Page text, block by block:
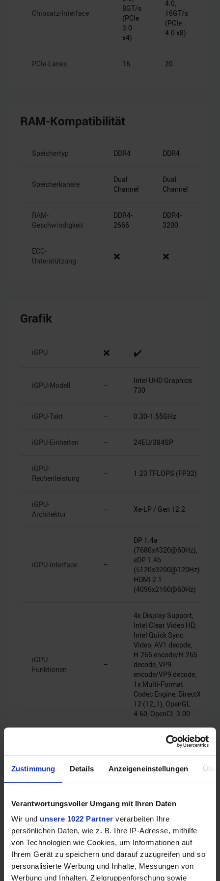
Zustimmung Details Anzeigeneinstellungen
Verantwortungsvoller Umgang mit Ihren Daten
Wir und unsere 1022 Partner verarbeiten Ihre
persönlichen Daten, wie z. B. Ihre IP-Adresse, mithilfe
von Technologien wie Cookies, um Informationen auf
Ihrem Gerät zu speichern und darauf zuzugreifen und so
personalisierte Werbung und Inhalte, Messungen von
Werbung und Inhalten, Zielgruppenforschung sowie
Chipsatz-Interface
8GT/s
(PCIe
3.0
x4)
4.0,
16GT/s
(PCIe
4.0 x8)
PCIe-Lanes 16 20
RAM-Kompatibilität
Speichertyp DDR4 DDR4
Speicherkanäle
Dual
Channel
Dual
Channel
RAM-
Geschwindigkeit
DDR4-
2666
DDR4-
3200
ECC-
Unterstützung
❌ ❌
Grafik
iGPU ❌ ✔️
iGPU-Modell –
Intel UHD Graphics
730
iGPU-Takt – 0.30-1.55GHz
iGPU-Einheiten – 24EU/384SP
iGPU-
Rechenleistung
– 1.23 TFLOPS (FP32)
iGPU-
Architektur
– Xe-LP / Gen 12.2
iGPU-Interface –
DP 1.4a
(7680x4320@60Hz),
eDP 1.4b
(5120x3200@120Hz),
HDMI 2.1
(4096x2160@60Hz)
iGPU-
Funktionen
–
4x Display Support,
Intel Clear Video HD,
Intel Quick Sync
Video, AV1 decode,
H.265 encode/H.265
decode, VP9
encode/VP9 decode,
1x Multi-Format
Codec Engine, DirectX
12 (12_1), OpenGL
4.60, OpenCL 3.00
Sonstiges
Freier
❌ ❌
Stepping
G1
Code:
SRH8V)
B0/C0 (Spec
Code:
SRMBF/SRMBP)